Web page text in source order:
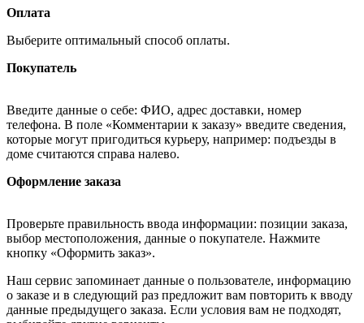
Оплата
Выберите оптимальный способ оплаты.
Покупатель
Введите данные о себе: ФИО, адрес доставки, номер
телефона. В поле «Комментарии к заказу» введите сведения,
которые могут пригодиться курьеру, например: подъезды в
доме считаются справа налево.
Оформление заказа
Проверьте правильность ввода информации: позиции заказа,
выбор местоположения, данные о покупателе. Нажмите
кнопку «Оформить заказ».
Наш сервис запоминает данные о пользователе, информацию
о заказе и в следующий раз предложит вам повторить к вводу
данные предыдущего заказа. Если условия вам не подходят,